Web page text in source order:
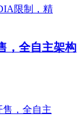
，全自主架构